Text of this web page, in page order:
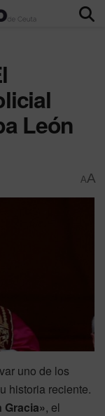
León
AA
uno de los
historia reciente.
Gracia», el